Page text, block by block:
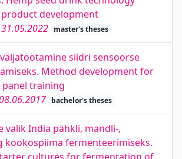
development
31.05.2022 master's theses
siidri sensoorse
Method development for
training
08.06.2017 bachelor's theses
valik India pähkli, mandli-,
kookospiima fermenteerimiseks.